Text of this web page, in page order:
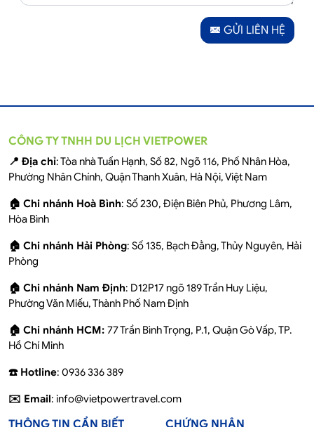
GỬI LIÊN HỆ
CÔNG TY TNHH DU LỊCH VIETPOWER
📍 Địa chỉ: Tòa nhà Tuấn Hạnh, Số 82, Ngõ 116, Phố Nhân Hòa,
Phường Nhân Chính, Quận Thanh Xuân, Hà Nội, Việt Nam
🏠 Chi nhánh Hoà Bình: Số 230, Điện Biên Phủ, Phương Lâm,
Hòa Bình
🏠 Chi nhánh Hải Phòng: Số 135, Bạch Đằng, Thủy Nguyên, Hải
Phòng
🏠 Chi nhánh Nam Định: D12P17 ngõ 189 Trần Huy Liệu,
Phường Văn Miếu, Thành Phố Nam Định
🏠 Chi nhánh HCM: 77 Trần Bình Trọng, P.1, Quận Gò Vấp, TP.
Hồ Chí Minh
☎️ Hotline: 0936 336 389
✉️ Email: info@vietpowertravel.com